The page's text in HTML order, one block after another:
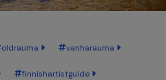
oldrauma vanharauma
finnishartistguide